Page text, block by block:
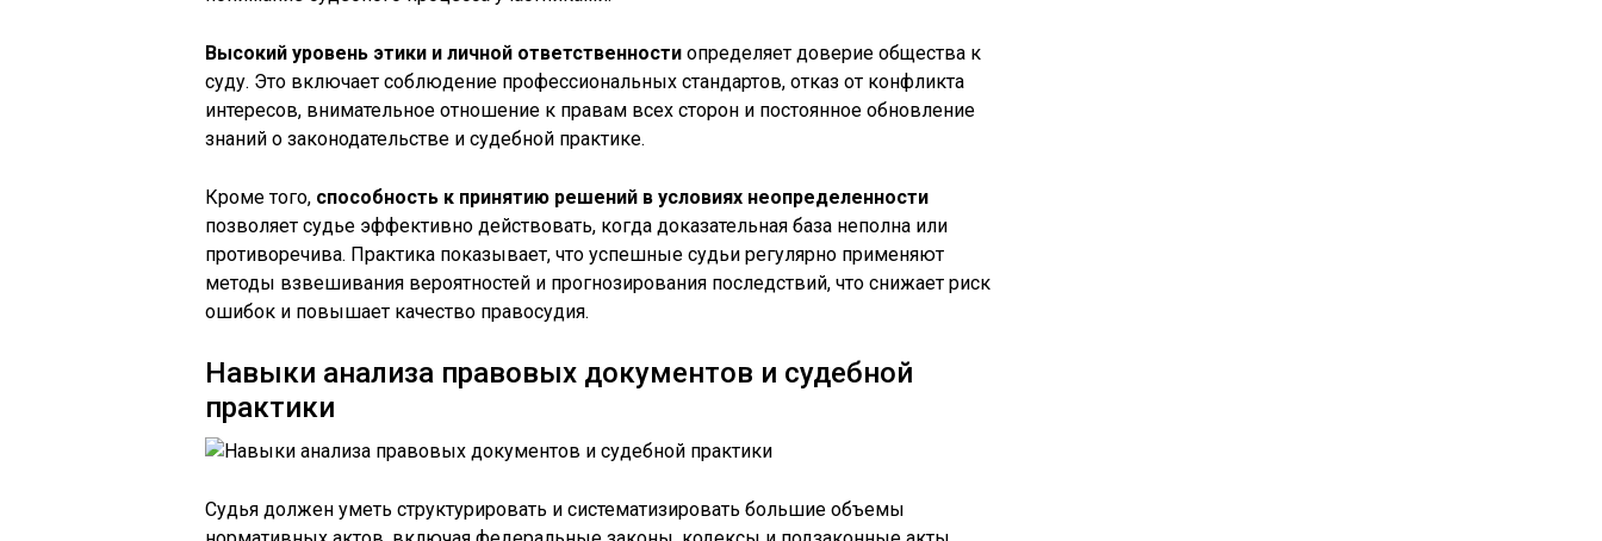
Высокий уровень этики и личной ответственности определяет доверие общества к
суду. Это включает соблюдение профессиональных стандартов, отказ от конфликта
интересов, внимательное отношение к правам всех сторон и постоянное обновление
знаний о законодательстве и судебной практике.
Кроме того, способность к принятию решений в условиях неопределенности
позволяет судье эффективно действовать, когда доказательная база неполна или
противоречива. Практика показывает, что успешные судьи регулярно применяют
методы взвешивания вероятностей и прогнозирования последствий, что снижает риск
ошибок и повышает качество правосудия.
Навыки анализа правовых документов и судебной
практики
Судья должен уметь структурировать и систематизировать большие объемы